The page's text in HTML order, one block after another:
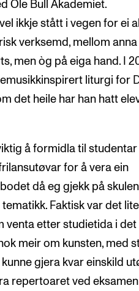
Ole Bull Akademiet.
ikkje stått i vegen for ei
verksemd, mellom anna
men òg på eiga hand. I
liturgi for
det heile har han hatt
å formidla til studentar
for å vera ein
då eg gjekk på
Faktisk var det
venta etter studietida i det
meir om kunsten, med
gjera kvar einskild
repertoaret ved